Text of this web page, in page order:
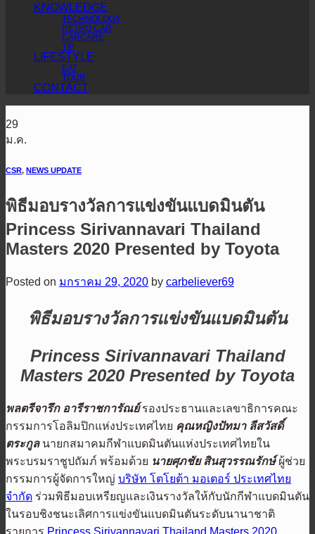
KNOWLEDGE
TECHNOLOGY
RETRO CAR
CARCARE
TIP
LIFESTYLE
EAT
TOUR
CONTACT
29
ม.ค.
CSR, NEWS UPDATE
พิธีมอบรางวัลการแข่งขันแบดมินตัน
Princess Sirivannavari Thailand
Masters 2020 Presented by Toyota
Posted on มกราคม 29, 2020 by carbeliever69
พิธีมอบรางวัลการแข่งขันแบดมินตัน
Princess Sirivannavari Thailand
Masters 2020 Presented by Toyota
พลตรีจารึก อารีราชการัณย์รองประธานและเลขาธิการคณะ
กรรมการโอลิมปิกแห่งประเทศไทย คุณหญิงปัทมา ลีสวัสดิ์
ตระกูลนายกสมาคมกีฬาแบดมินตันแห่งประเทศไทยใน
พระบรมราชูปถัมภ์ พร้อมด้วย นายศุภชัย สินสุวรรณรักษ์ผู้ช่วย
กรรมการผู้จัดการใหญ่ บริษัท โตโยต้า มอเตอร์ ประเทศไทย
จำกัด ร่วมพิธีมอบเหรียญและเงินรางวัลให้กับนักกีฬาแบดมินตัน
ในรอบชิงชนะเลิศการแข่งขันแบดมินตันระดับนานาชาติ
รายการ Princess Sirivannavari Thailand Masters 2020